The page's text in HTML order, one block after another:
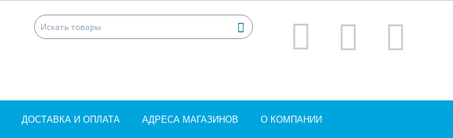
ДОСТАВКА И ОПЛАТА АДРЕСА МАГАЗИНОВ О КОМПАНИИ